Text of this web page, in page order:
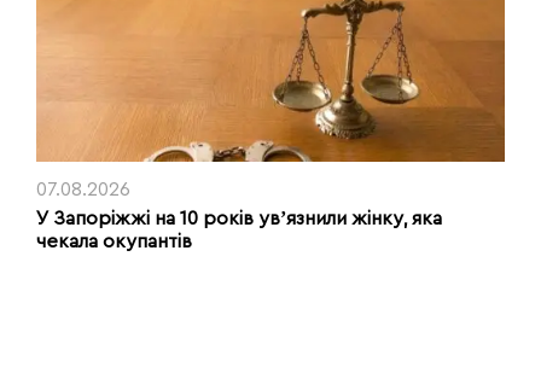
07.08.2026
У Запоріжжі на 10 років увʼязнили жінку, яка
чекала окупантів